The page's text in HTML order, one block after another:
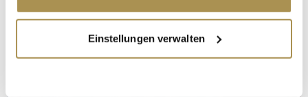
Informationen über Ihre geografische Lage
erfassen, welche bis auf einige Meter genau sein
Einstellungen verwalten